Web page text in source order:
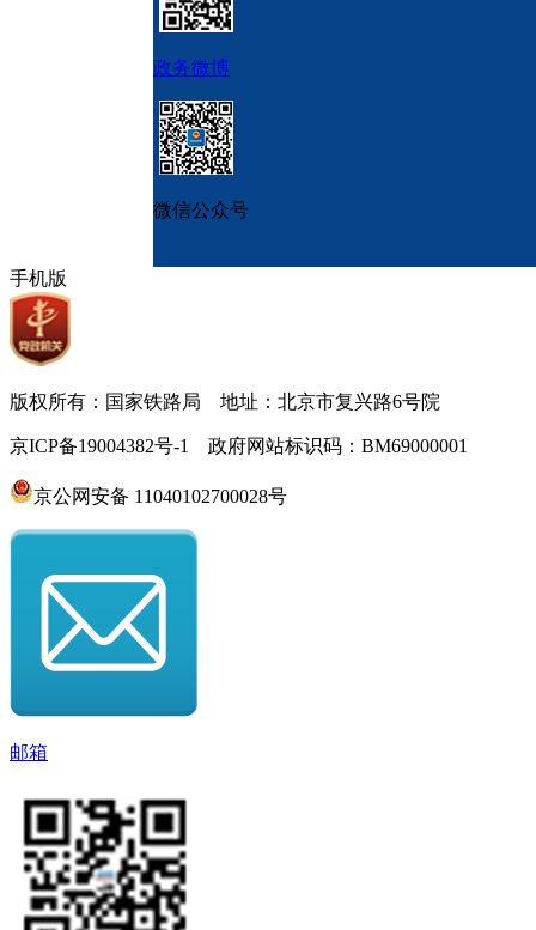
政务微博
微信公众号
手机版
版权所有：国家铁路局 地址：北京市复兴路6号院
京ICP备19004382号-1 政府网站标识码：BM69000001
京公网安备 11040102700028号
邮箱